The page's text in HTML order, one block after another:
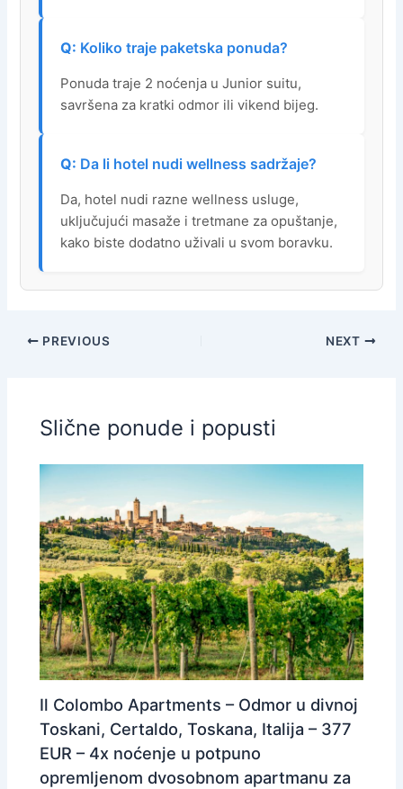
Koliko traje paketska ponuda?
Ponuda traje 2 noćenja u Junior suitu,
savršena za kratki odmor ili vikend bijeg.
Da li hotel nudi wellness sadržaje?
Da, hotel nudi razne wellness usluge,
uključujući masaže i tretmane za opuštanje,
kako biste dodatno uživali u svom boravku.
PREVIOUS NEXT
Slične ponude i popusti
Il Colombo Apartments – Odmor u divnoj
Toskani, Certaldo, Toskana, Italija – 377
EUR – 4x noćenje u potpuno
opremljenom dvosobnom apartmanu za